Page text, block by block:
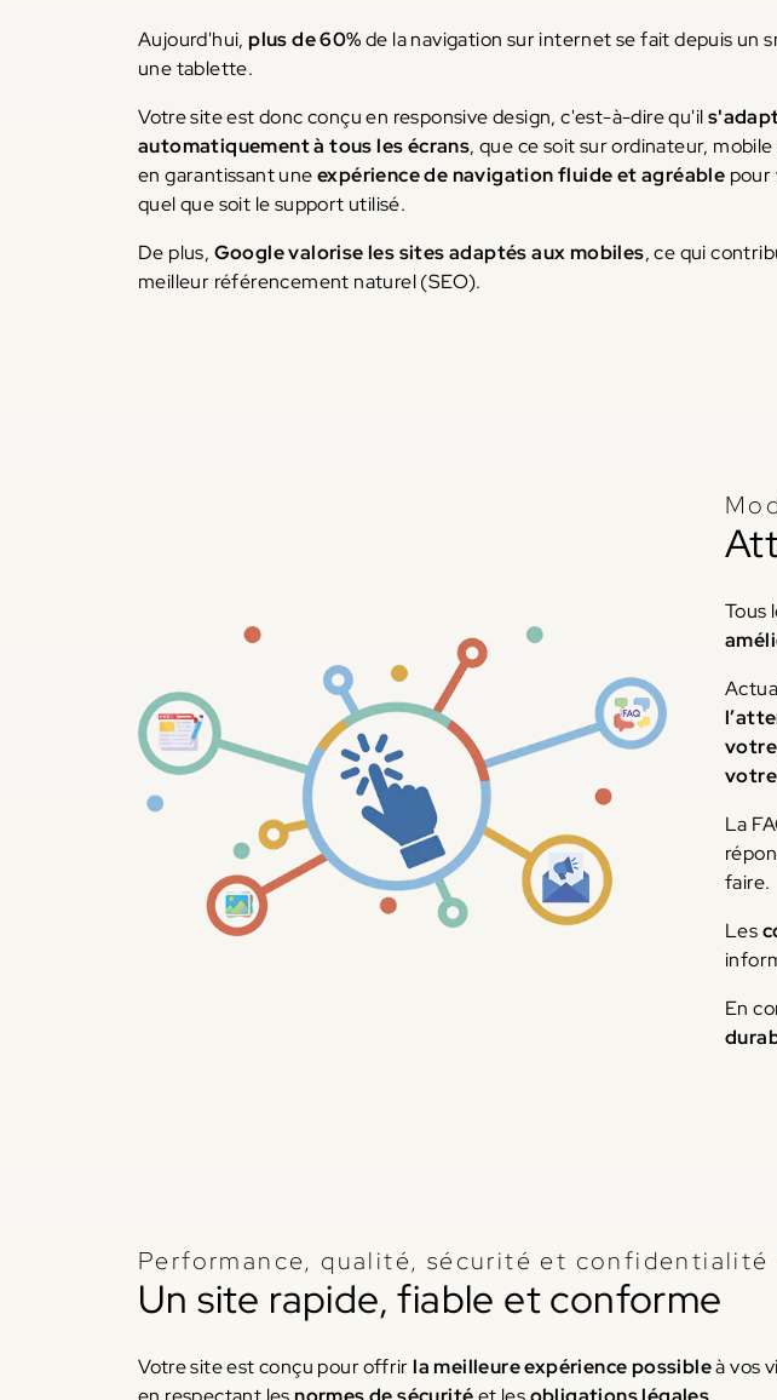
Aujourd'hui,plus de 60%de la navigation sur internet se fait depuis un
une tablette.
Votre site est donc conçu en responsive design, c'est-à-dire qu'il
automatiquement à tous les écrans, que ce soit sur ordinateur,
en garantissant uneexpérience de navigation fluide et agréable pour
quel que soit le support utilisé.
De plus, Google valorise les sites adaptés aux mobiles, ce qui
meilleur référencement naturel (SEO).
Tous
La
faire.
Les
En
Performance, qualité, sécurité et confidentialité
Un site rapide, fiable et conforme
Votre site est conçu pour offrirla meilleure expérience possibleà vos